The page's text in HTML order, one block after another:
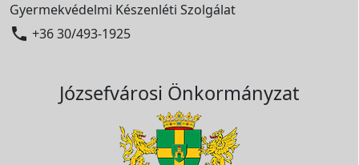
Gyermekvédelmi Készenléti Szolgálat
 +36 30/493-1925
Józsefvárosi Önkormányzat